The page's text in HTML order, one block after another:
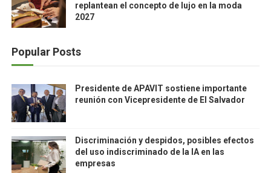
replantean el concepto de lujo en la moda
2027
Popular Posts
Presidente de APAVIT sostiene importante
reunión con Vicepresidente de El Salvador
Discriminación y despidos, posibles efectos
del uso indiscriminado de la IA en las
empresas